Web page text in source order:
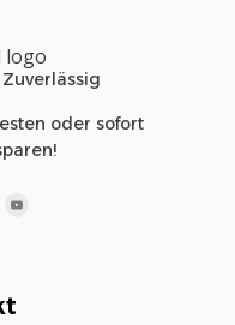
oder sofort